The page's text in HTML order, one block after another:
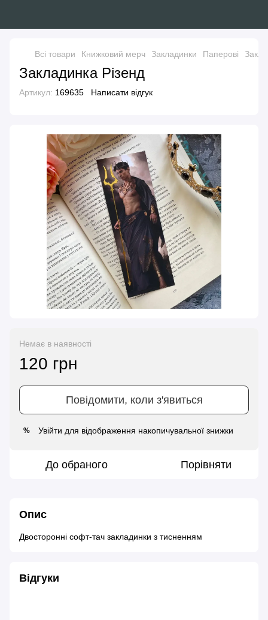
Всі товари Книжковий мерч Закладинки Паперові
Закладинка Різенд
Артикул: 169635 Написати відгук
Немає в наявності
120 грн
Повідомити, коли з'явиться
% Увійти для відображення накопичувальної знижки
До обраного Порівняти
Опис
Двосторонні софт-тач закладинки з тисненням
Відгуки